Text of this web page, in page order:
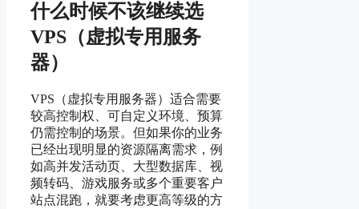
什么时候不该继续选
VPS（虚拟专用服务
器）
VPS（虚拟专用服务器）适合需要
较高控制权、可自定义环境、预算
仍需控制的场景。但如果你的业务
已经出现明显的资源隔离需求，例
如高并发活动页、大型数据库、视
频转码、游戏服务或多个重要客户
站点混跑，就要考虑更高等级的方